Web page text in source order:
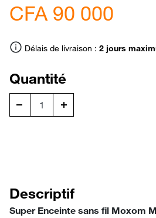
CFA 90 000
Délais de livraison : 2 jours
Quantité
Descriptif
Super Enceinte sans fil Moxom